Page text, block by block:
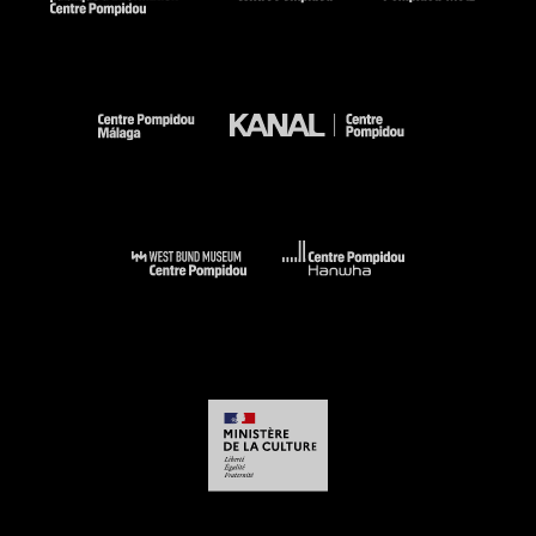
York, The Museum of Modern Art, 2025 (fig. 5 cit. p. 23 et